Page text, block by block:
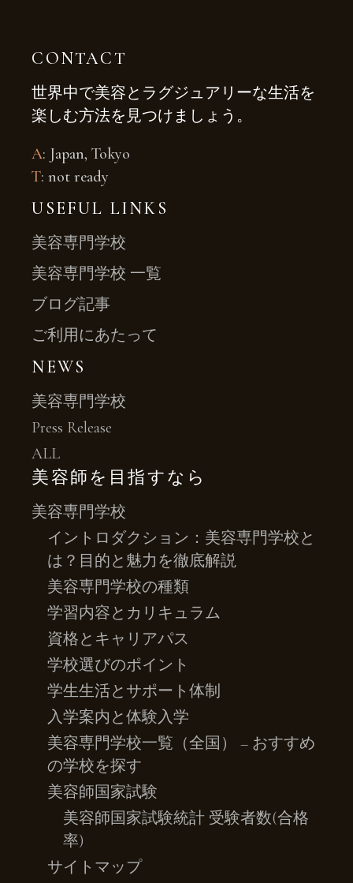
CONTACT
世界中で美容とラグジュアリーな生活を
楽しむ方法を見つけましょう。
A: Japan, Tokyo
T: not ready
USEFUL LINKS
美容専門学校
美容専門学校 一覧
ブログ記事
ご利用にあたって
NEWS
美容専門学校
Press Release
ALL
美容師を目指すなら
美容専門学校
イントロダクション：美容専門学校と
は？目的と魅力を徹底解説
美容専門学校の種類
学習内容とカリキュラム
資格とキャリアパス
学校選びのポイント
学生生活とサポート体制
入学案内と体験入学
美容専門学校一覧（全国） – おすすめ
の学校を探す
美容師国家試験
美容師国家試験統計 受験者数(合格
率)
サイトマップ